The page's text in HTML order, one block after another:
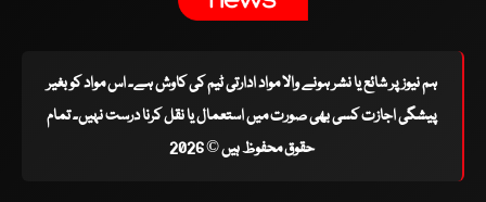
ہم نیوز پر شائع یا نشر ہونے والا مواد ادارتی ٹیم کی کاوش ہے۔ اس مواد کو بغیر
پیشگی اجازت کسی بھی صورت میں استعمال یا نقل کرنا درست نہیں۔ تمام
حقوق محفوظ ہیں © 2026